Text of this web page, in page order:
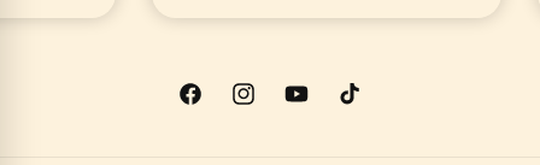
FacebookInstagramYouTubeTikTok